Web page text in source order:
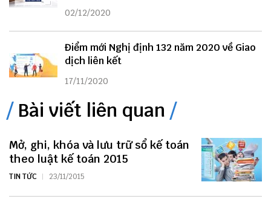
02/12/2020
Điểm mới Nghị định 132 năm 2020 về Giao
dịch liên kết
17/11/2020
Bài viết liên quan
Mở, ghi, khóa và lưu trữ sổ kế toán
theo luật kế toán 2015
TIN TỨC 23/11/2015